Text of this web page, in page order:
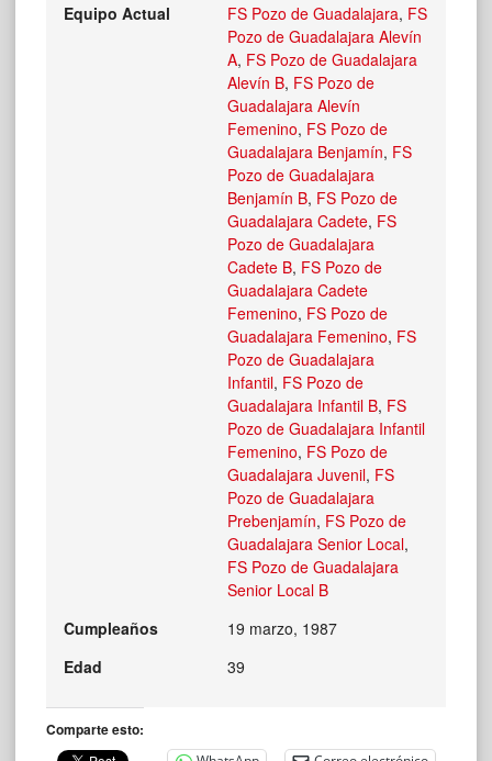
Equipo Actual
FS Pozo de Guadalajara, FS
Pozo de Guadalajara Alevín
A, FS Pozo de Guadalajara
Alevín B, FS Pozo de
Guadalajara Alevín
Femenino, FS Pozo de
Guadalajara Benjamín, FS
Pozo de Guadalajara
Benjamín B, FS Pozo de
Guadalajara Cadete, FS
Pozo de Guadalajara
Cadete B, FS Pozo de
Guadalajara Cadete
Femenino, FS Pozo de
Guadalajara Femenino, FS
Pozo de Guadalajara
Infantil, FS Pozo de
Guadalajara Infantil B, FS
Pozo de Guadalajara Infantil
Femenino, FS Pozo de
Guadalajara Juvenil, FS
Pozo de Guadalajara
Prebenjamín, FS Pozo de
Guadalajara Senior Local,
FS Pozo de Guadalajara
Senior Local B
Cumpleaños
19 marzo, 1987
Edad
39
Comparte esto: